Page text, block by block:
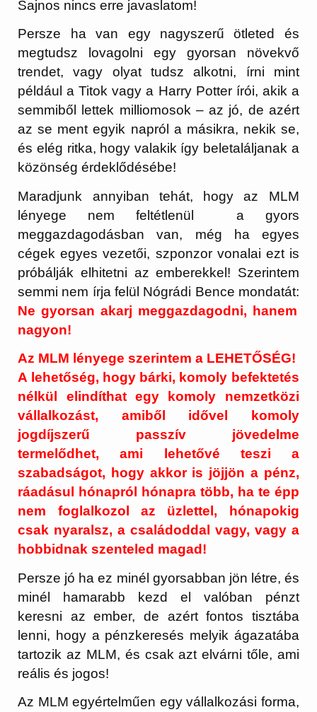
Sajnos nincs erre javaslatom!
Persze ha van egy nagyszerű ötleted és
megtudsz lovagolni egy gyorsan növekvő
trendet, vagy olyat tudsz alkotni, írni mint
például a Titok vagy a Harry Potter írói, akik a
semmiből lettek milliomosok – az jó, de azért
az se ment egyik napról a másikra, nekik se,
és elég ritka, hogy valakik így beletaláljanak a
közönség érdeklődésébe!
Maradjunk annyiban tehát, hogy az MLM
lényege nem feltétlenül a gyors
meggazdagodásban van, még ha egyes
cégek egyes vezetői, szponzor vonalai ezt is
próbálják elhitetni az emberekkel! Szerintem
semmi nem írja felül Nógrádi Bence mondatát:
Ne gyorsan akarj meggazdagodni, hanem
nagyon!
Az MLM lényege szerintem a LEHETŐSÉG!
A lehetőség, hogy bárki, komoly befektetés
nélkül elindíthat egy komoly nemzetközi
vállalkozást, amiből idővel komoly
jogdíjszerű passzív jövedelme
termelődhet, ami lehetővé teszi a
szabadságot, hogy akkor is jöjjön a pénz,
ráadásul hónapról hónapra több, ha te épp
nem foglalkozol az üzlettel, hónapokig
csak nyaralsz, a családoddal vagy, vagy a
hobbidnak szenteled magad!
Persze jó ha ez minél gyorsabban jön létre, és
minél hamarabb kezd el valóban pénzt
keresni az ember, de azért fontos tisztába
lenni, hogy a pénzkeresés melyik ágazatába
tartozik az MLM, és csak azt elvárni tőle, ami
reális és jogos!
Az MLM egyértelműen egy vállalkozási forma,